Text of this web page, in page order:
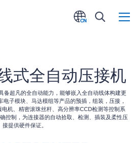
式全自动压接机
备超凡的全自动能力，能够嵌入全自动线体构建更
子模块、马达模组等产品的预插，组装，压接，
机、精密滚珠丝杆、高分辨率CCD检测等控制系
控制，为连接器的自动拾取、检测、插装及柔性压
接提供硬件保证。